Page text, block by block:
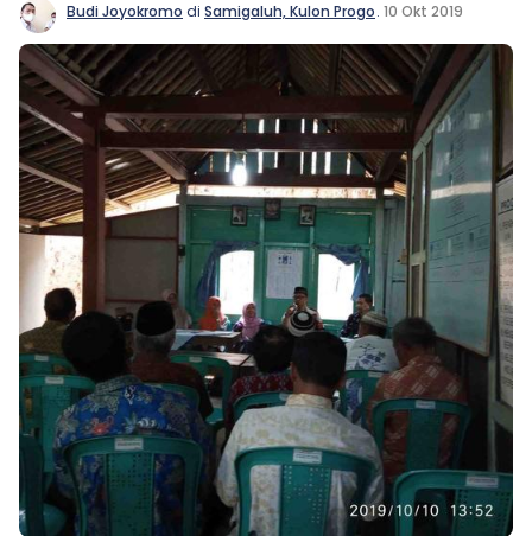
Budi Joyokromo di Samigaluh, Kulon Progo. 10 Okt 2019